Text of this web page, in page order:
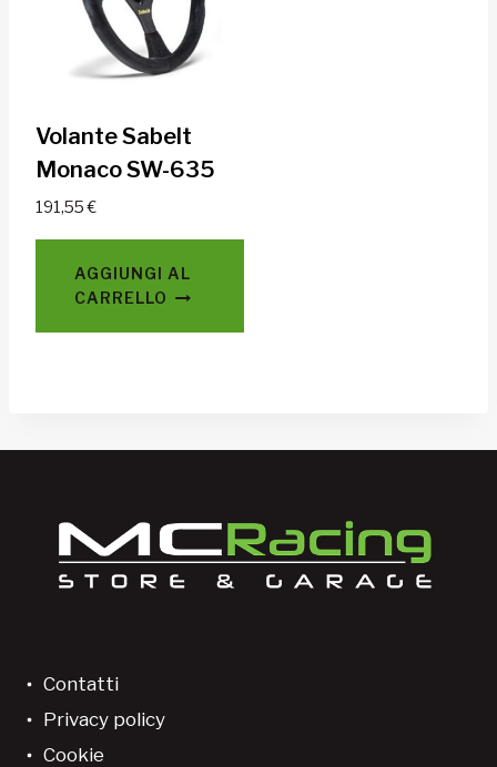
Volante Sabelt
Monaco SW-635
191,55€
AGGIUNGI AL
CARRELLO
Contatti
Privacy policy
Cookie